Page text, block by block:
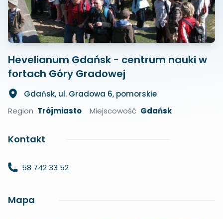
Hevelianum Gdańsk - centrum nauki w
fortach Góry Gradowej
Gdańsk, ul. Gradowa 6, pomorskie
Region Trójmiasto Miejscowość Gdańsk
Kontakt
58 742 33 52
Mapa